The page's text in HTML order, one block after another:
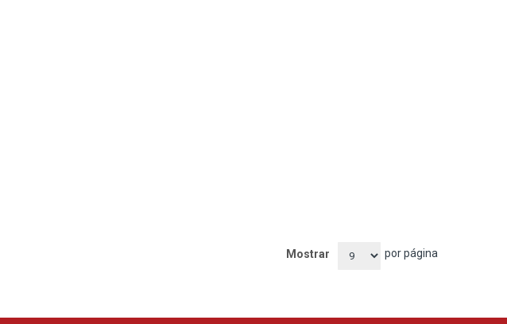
Mostrar por página